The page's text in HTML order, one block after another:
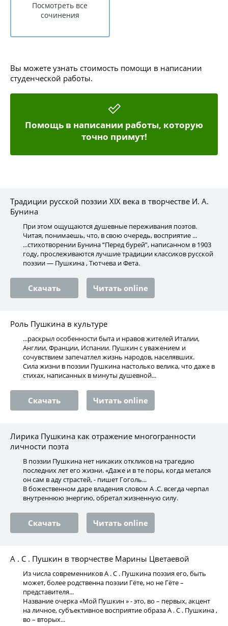
Посмотреть все
сочинения
Вы можете узнать стоимость помощи в написании
студенческой работы.
Помощь в написании работы, которую
точно примут!
Традиции русской поэзии XIX века в творчестве И. А.
Бунина
При этом ощущаются душевные переживания поэтов.
Читая, понимаешь, что, в свою очередь, восприятие ...
...стихотворении Бунина “Перед бурей”, написанном в 1903
году, прослеживаются лучшие традиции классиков русской
поэзии — Пушкина , Тютчева и Фета.
Скачать Читать online
Роль Пушкина в культуре
...раскрыл особенности быта и нравов жителей Италии,
Англии, Франции, Испании. Пушкин с уважением и
сочувствием запечатлел жизнь народов, населявших.
Сила жизни в поэзии Пушкина настолько велика, что даже в
стихах, написанных в минуты душевной...
Скачать Читать online
Лирика Пушкина как отражение многогранности
личности поэта
В поэзии Пушкина нет никаких откликов на трагедию
последних лет его жизни. «Даже и в те поры, когда метался
он сам в аду страстей, - пишет Гоголь...
В божественном даре владения словом А .С. всегда черпал
внутреннюю энергию, обретал жизненную силу.
Скачать Читать online
А . С . Пушкин в творчестве Марины Цветаевой
Из числа современников А . С . Пушкина поэзия его, быть
может, более родственна поэзии Гёте, но не Гёте –
представителя...
Название очерка «Мой Пушкин » - это, во – первых, акцент
на личное, субъективное восприятие образа А . С . Пушкина ,
во – вторых...